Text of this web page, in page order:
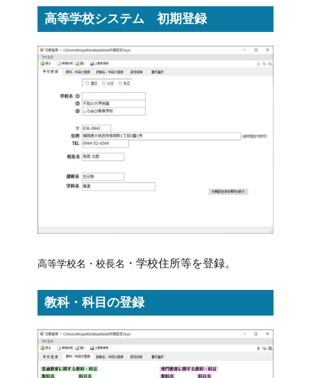
高等学校システム 初期登録
高等学校名・校長名 ・学校住所等を登録。
教科・科目の登録